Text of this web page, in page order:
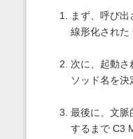
まず、呼び
線形化された
次に、起動さ
ソッド名を決
最後に、文脈
するまで C3